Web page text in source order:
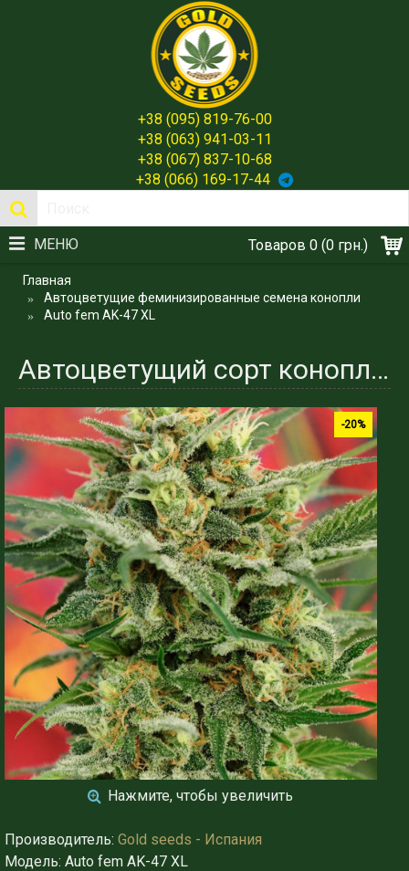
+38 (095) 819-76-00
+38 (063) 941-03-11
+38 (067) 837-10-68
+38 (066) 169-17-44
Товаров 0 (0 грн.)
МЕНЮ
Главная
Автоцветущие феминизированные семена конопли
Auto fem AK-47 XL
Автоцветущий сорт конопли Auto fem AK-47 XL - Spain Gold Seeds
-20%
Нажмите, чтобы увеличить
Производитель: Gold seeds - Испания
Модель: Auto fem AK-47 XL